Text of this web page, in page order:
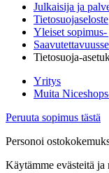
Julkaisija ja
Tietosuojaseloste
Yleiset
Tietosuoja-
Yritys
Muita
Peruuta sopimus tästä
Personoi
Käytämme evästeitä